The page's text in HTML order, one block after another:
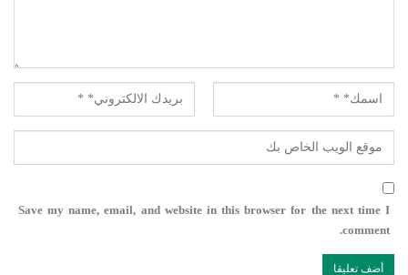
Save my name, email, and website in this browser for the next time I
comment.